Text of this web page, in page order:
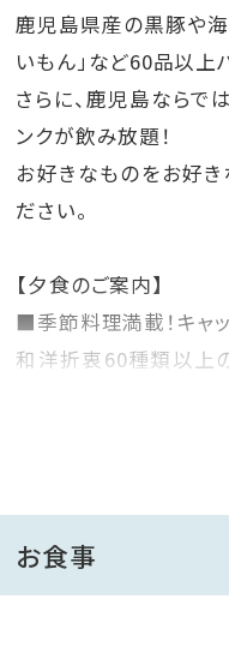
鹿児島県産の黒豚や海
いもん」など60品以上
さらに、鹿児島ならで
ンクが飲み放題！
お好きなものをお好き
ださい。
【夕食のご案内】
■季節料理満載！キャ
和洋折衷60種類以上
大好評の「九州の味
霧島名物の黒豚しゃ
べ！
お食事